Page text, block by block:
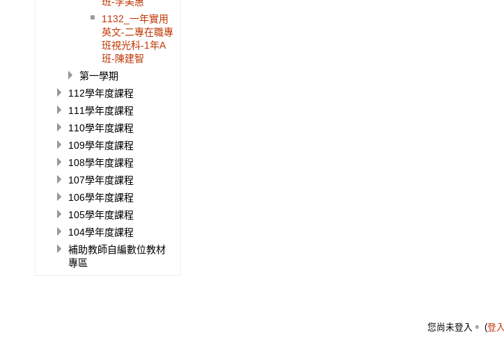
1132_一年實用
英文-二專在職專
班視光科-1年A
班-陳建智
第一學期
112學年度課程
111學年度課程
110學年度課程
109學年度課程
108學年度課程
107學年度課程
106學年度課程
105學年度課程
104學年度課程
補助教師自編數位教材
專區
您尚未登入。 (登入